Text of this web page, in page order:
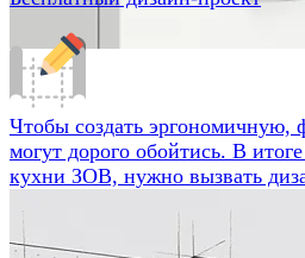
Чтобы создать эргономичную,
могут дорого обойтись. В
кухни ЗОВ, нужно вызвать